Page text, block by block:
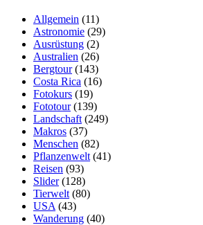
Allgemein (11)
Astronomie (29)
Ausrüstung (2)
Australien (26)
Bergtour(143)
Costa Rica (16)
Fotokurs (19)
Fototour(139)
Landschaft (249)
Makros (37)
Menschen (82)
Pflanzenwelt (41)
Reisen (93)
Slider(128)
Tierwelt (80)
USA (43)
Wanderung (40)